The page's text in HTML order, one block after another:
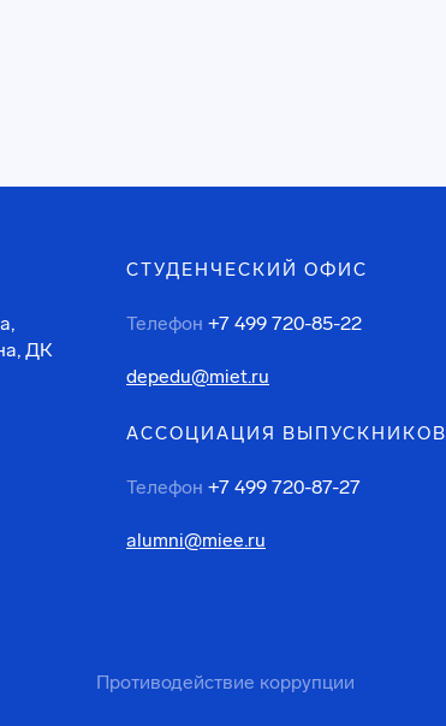
ДК
СТУДЕНЧЕСКИЙ ОФИС
Телефон +7 499 720-85-22
depedu@miet.ru
АССОЦИАЦИЯ ВЫПУСКНИКОВ
Телефон +7 499 720-87-27
alumni@miee.ru
Противодействие коррупции